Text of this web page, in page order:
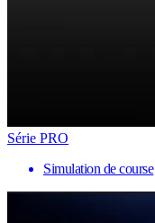
Série PRO
Simulation de course